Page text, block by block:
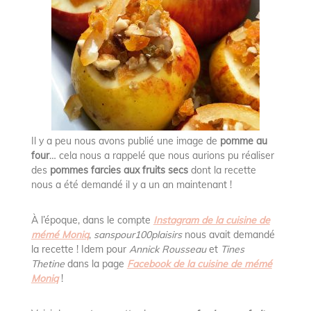
Il y a peu nous avons publié une image de pomme au
four… cela nous a rappelé que nous aurions pu réaliser
des pommes farcies aux fruits secsdont la recette
nous a été demandé il y a un an maintenant !
À l’époque, dans le compte Instagram de la cuisine de
mémé Moniq, sanspour100plaisirsnous avait demandé
la recette ! Idem pour Annick RousseauetTines
Thetinedans la page Facebook de la cuisine de mémé
Moniq!